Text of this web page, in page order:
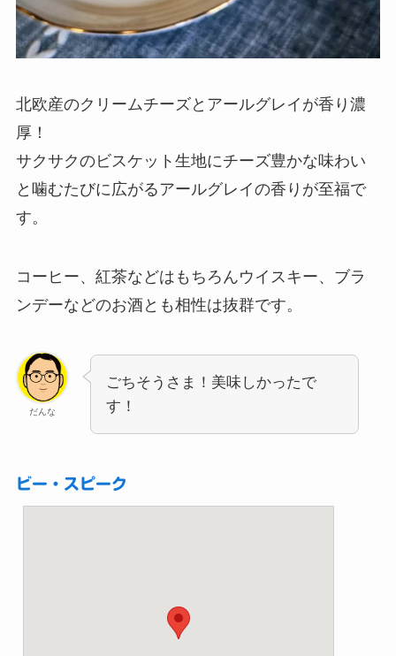
北欧産のクリームチーズとアールグレイが香り濃
厚！
サクサクのビスケット生地にチーズ豊かな味わい
と噛むたびに広がるアールグレイの香りが至福で
す。
コーヒー、紅茶などはもちろんウイスキー、ブラ
ンデーなどのお酒とも相性は抜群です。
だんな
ごちそうさま！美味しかったで
す！
ビー・スピーク